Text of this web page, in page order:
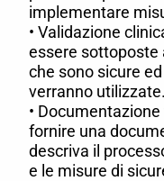
implementare
• Validazione
essere sottoposte
che sono sicure
verranno utilizzate.
•
fornire una
descriva il
e le misure di